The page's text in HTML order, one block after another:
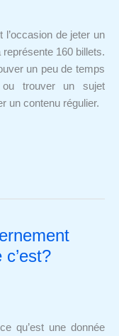
l’occasion de jeter un
160 billets.
un peu de temps
ou trouver un sujet
un contenu régulier.
qu’est une donnée